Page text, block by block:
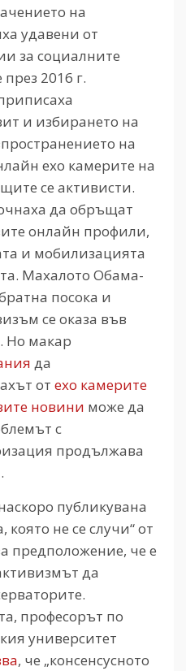
на
удавени от
за социалните
2016 г.
и избирането на
на
ехо камерите на
се активисти.
да обръщат
онлайн профили,
и мобилизацията
Махалото Обама-
посока и
се оказа във
Но макар
да
от ехо камерите
новини може да
с
продължава
публикувана
не се случи“ от
предположение, че е
да
професорът по
университет
, че „консенсусното